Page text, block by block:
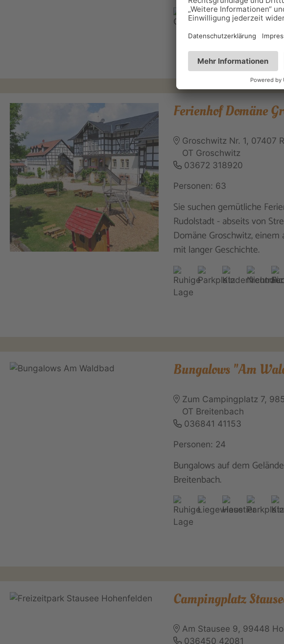
Ferienhof Domäne
Groschwitz Nr. 1, 07407
OT Groschwitz
03672 318920
Personen: 63
Sie suchen gemütliche
Rudolstadt - abseits von
Domäne Groschwitz,
mit langer Geschichte.
Bungalows "Am
Zum Campingplatz 7,
OT Breitenbach
036841 41153
Personen: 24
Bungalows auf dem
Breitenbach.
Campingplatz
Am Stausee 9, 99448
036450 42081